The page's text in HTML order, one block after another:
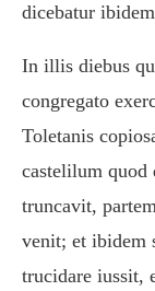
dicebatur
In illis diebus
congregato
Toletanis
castelilum
truncavit,
venit; et ibidem
trucidare iussit,